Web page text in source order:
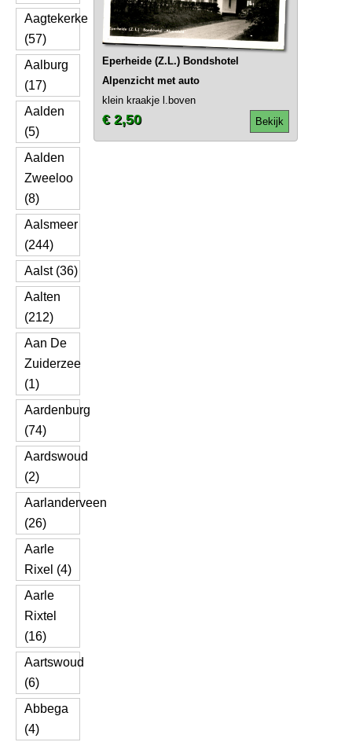
Aagtekerke
(57)
Aalburg
(17)
Aalden
(5)
Aalden
Zweeloo
(8)
Aalsmeer
(244)
Aalst (36)
Aalten
(212)
Aan De
Zuiderzee
(1)
Aardenburg
(74)
Aardswoud
(2)
Aarlanderveen
(26)
Aarle
Rixel (4)
Aarle
Rixtel
(16)
Aartswoud
(6)
Abbega
(4)
Eperheide (Z.L.) Bondshotel
Alpenzicht met auto
klein kraakje l.boven
Bekijk
€ 2,50